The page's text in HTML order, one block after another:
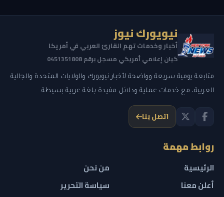
نيويورك نيوز
أخبار وخدمات تهم القارئ العربي في أمريكا
كيان إعلامي أمريكي مسجل برقم 0451351808
متابعة يومية سريعة وواضحة لأخبار نيويورك والولايات المتحدة والجالية
العربية، مع خدمات عملية ودلائل مفيدة بلغة عربية بسيطة.
اتصل بنا
روابط مهمة
الرئيسية
من نحن
أعلن معنا
سياسة التحرير